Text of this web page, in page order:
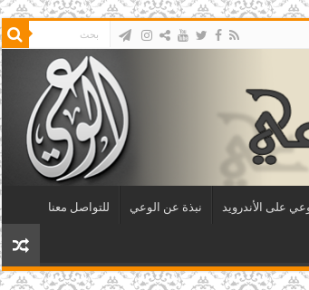
على الأندرويد نبذة عن الوعي للتواصل معنا